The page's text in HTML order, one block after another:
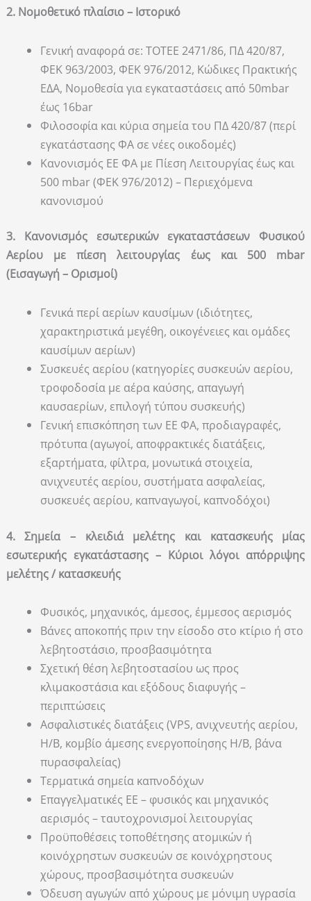
2. Νομοθετικό πλαίσιο – Ιστορικό
Γενική αναφορά σε: ΤΟΤΕΕ 2471/86, ΠΔ 420/87,
ΦΕΚ 963/2003, ΦΕΚ 976/2012, Κώδικες Πρακτικής
ΕΔΑ, Νομοθεσία για εγκαταστάσεις από 50mbar
έως 16bar
Φιλοσοφία και κύρια σημεία του ΠΔ 420/87 (περί
εγκατάστασης ΦΑ σε νέες οικοδομές)
Κανονισμός ΕΕ ΦΑ με Πίεση Λειτουργίας έως και
500 mbar (ΦΕΚ 976/2012) – Περιεχόμενα
κανονισμού
3. Κανονισμός εσωτερικών εγκαταστάσεων Φυσικού
Αερίου με πίεση λειτουργίας έως και 500 mbar
(Εισαγωγή – Ορισμοί)
Γενικά περί αερίων καυσίμων (ιδιότητες,
χαρακτηριστικά μεγέθη, οικογένειες και ομάδες
καυσίμων αερίων)
Συσκευές αερίου (κατηγορίες συσκευών αερίου,
τροφοδοσία με αέρα καύσης, απαγωγή
καυσαερίων, επιλογή τύπου συσκευής)
Γενική επισκόπηση των ΕΕ ΦΑ, προδιαγραφές,
πρότυπα (αγωγοί, αποφρακτικές διατάξεις,
εξαρτήματα, φίλτρα, μονωτικά στοιχεία,
ανιχνευτές αερίου, συστήματα ασφαλείας,
συσκευές αερίου, καπναγωγοί, καπνοδόχοι)
4. Σημεία – κλειδιά μελέτης και κατασκευής μίας
εσωτερικής εγκατάστασης – Κύριοι λόγοι απόρριψης
μελέτης / κατασκευής
Φυσικός, μηχανικός, άμεσος, έμμεσος αερισμός
Βάνες αποκοπής πριν την είσοδο στο κτίριο ή στο
λεβητοστάσιο, προσβασιμότητα
Σχετική θέση λεβητοστασίου ως προς
κλιμακοστάσια και εξόδους διαφυγής –
περιπτώσεις
Ασφαλιστικές διατάξεις (VPS, ανιχνευτής αερίου,
Η/Β, κομβίο άμεσης ενεργοποίησης Η/Β, βάνα
πυρασφαλείας)
Τερματικά σημεία καπνοδόχων
Επαγγελματικές ΕΕ – φυσικός και μηχανικός
αερισμός – ταυτοχρονισμοί λειτουργίας
Προϋποθέσεις τοποθέτησης ατομικών ή
κοινόχρηστων συσκευών σε κοινόχρηστους
χώρους, προσβασιμότητα συσκευών
Όδευση αγωγών από χώρους με μόνιμη υγρασία